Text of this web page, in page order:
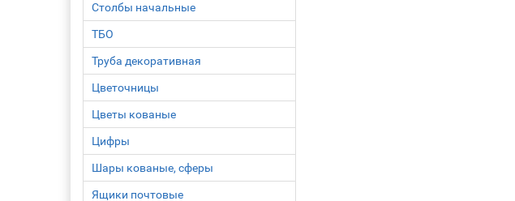
Столбы начальные
ТБО
Труба декоративная
Цветочницы
Цветы кованые
Цифры
Шары кованые, сферы
Ящики почтовые